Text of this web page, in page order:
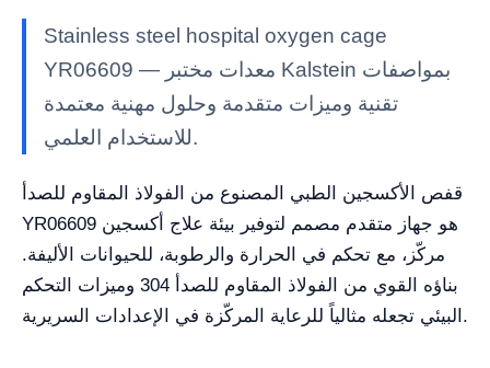
Stainless steel hospital oxygen cage
YR06609 — معدات مختبر Kalstein بمواصفات
تقنية وميزات متقدمة وحلول مهنية معتمدة
للاستخدام العلمي.
قفص الأكسجين الطبي المصنوع من الفولاذ المقاوم للصدأ
YR06609 هو جهاز متقدم مصمم لتوفير بيئة علاج أكسجين
مركّز، مع تحكم في الحرارة والرطوبة، للحيوانات الأليفة.
بناؤه القوي من الفولاذ المقاوم للصدأ 304 وميزات التحكم
البيئي تجعله مثالياً للرعاية المركّزة في الإعدادات السريرية.